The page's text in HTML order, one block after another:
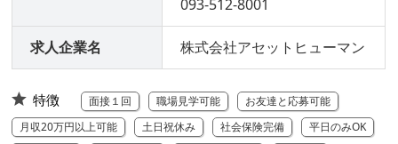
093-512-8001
求人企業名 株式会社アセットヒューマン
特徴 面接１回 職場見学可能
お友達と応募可能
月収20万円以上可能
土日祝休み 社会保険完備
平日のみOK